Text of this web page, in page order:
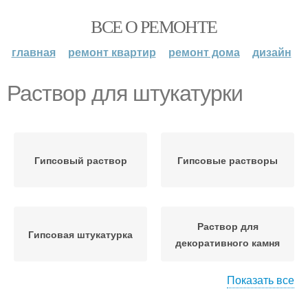
ВСЕ О РЕМОНТЕ
главная ремонт квартир ремонт дома дизайн
Раствор для штукатурки
Гипсовый раствор Гипсовые растворы
Гипсовая штукатурка
Раствор для
декоративного камня
Показать все